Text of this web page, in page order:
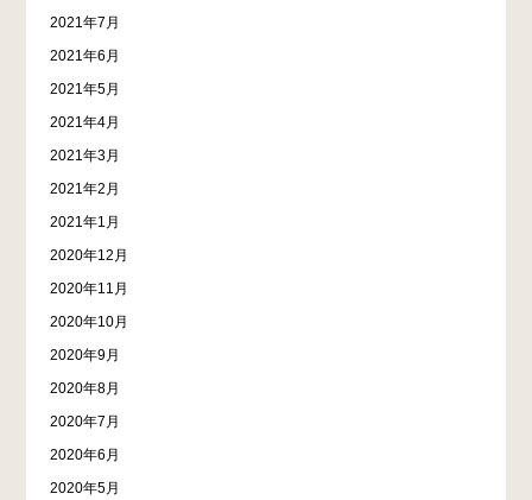
2021年7月
2021年6月
2021年5月
2021年4月
2021年3月
2021年2月
2021年1月
2020年12月
2020年11月
2020年10月
2020年9月
2020年8月
2020年7月
2020年6月
2020年5月